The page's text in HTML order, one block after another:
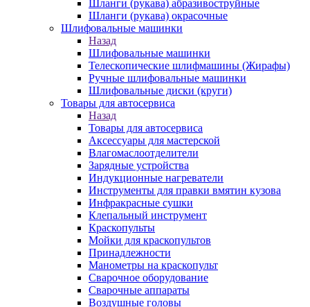
Шланги (рукава) абразивоструйные
Шланги (рукава) окрасочные
Шлифовальные машинки
Назад
Шлифовальные машинки
Телескопические шлифмашины (Жирафы)
Ручные шлифовальные машинки
Шлифовальные диски (круги)
Товары для автосервиса
Назад
Товары для автосервиса
Аксессуары для мастерской
Влагомаслоотделители
Зарядные устройства
Индукционные нагреватели
Инструменты для правки вмятин кузова
Инфракрасные сушки
Клепальный инструмент
Краскопульты
Мойки для краскопультов
Принадлежности
Манометры на краскопульт
Сварочное оборудование
Сварочные аппараты
Воздушные головы